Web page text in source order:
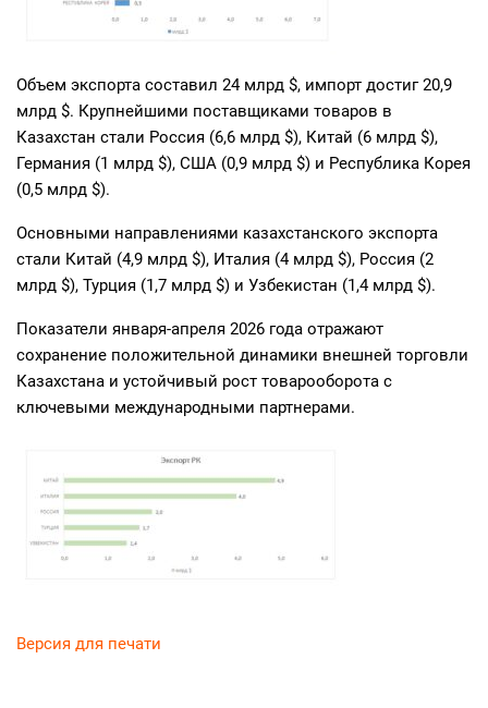
Объем экспорта составил 24 млрд $, импорт достиг 20,9
млрд $. Крупнейшими поставщиками товаров в
Казахстан стали Россия (6,6 млрд $), Китай (6 млрд $),
Германия (1 млрд $), США (0,9 млрд $) и Республика Корея
(0,5 млрд $).
Основными направлениями казахстанского экспорта
стали Китай (4,9 млрд $), Италия (4 млрд $), Россия (2
млрд $), Турция (1,7 млрд $) и Узбекистан (1,4 млрд $).
Показатели января-апреля 2026 года отражают
сохранение положительной динамики внешней торговли
Казахстана и устойчивый рост товарооборота с
ключевыми международными партнерами.
Версия для печати